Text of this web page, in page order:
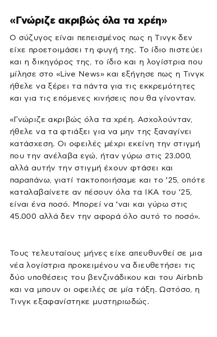
«Γνώριζε ακριβώς όλα τα χρέη»
Ο σύζυγος είναι πεπεισμένος πως η Τινγκ δεν
είχε προετοιμάσει τη φυγή της. Το ίδιο πιστεύει
και η δικηγόρος της, το ίδιο και η λογίστρια που
μίλησε στο «Live News» και εξήγησε πως η Τινγκ
ήθελε να ξέρει τα πάντα για τις εκκρεμότητες
και για τις επόμενες κινήσεις που θα γίνονταν.
«Γνώριζε ακριβώς όλα τα χρέη. Ασχολούνταν,
ήθελε να τα φτιάξει για να μην της ξαναγίνει
κατάσχεση. Οι οφειλές μέχρι εκείνη την στιγμή
που την ανέλαβα εγώ, ήταν γύρω στις 23.000,
αλλά αυτήν την στιγμή έχουν φτάσει και
παραπάνω, γιατί τακτοποιήσαμε και το ’25, οπότε
καταλαβαίνετε αν πέσουν όλα τα ΙΚΑ του ’25,
είναι ένα ποσό. Μπορεί να ‘ναι και γύρω στις
45.000 αλλά δεν την αφορά όλο αυτό το ποσό».
Τους τελευταίους μήνες είχε απευθυνθεί σε μια
νέα λογίστρια προκειμένου να διευθετήσει τις
δύο υποθέσεις του βενζινάδικου και του Airbnb
και να μπουν οι οφειλές σε μία τάξη. Ωστόσο, η
Τινγκ εξαφανίστηκε μυστηριωδώς.